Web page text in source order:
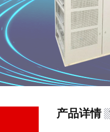
产品详情